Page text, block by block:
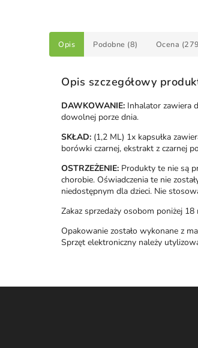
Opis Podobne (8) Ocena
Opis szczegółowy
DAWKOWANIE: Inhalator zawiera
dowolnej porze dnia.
SKŁAD: (1,2 ML) 1x kapsułka
borówki czarnej, ekstrakt z czarnej
OSTRZEŻENIE: Produkty te nie są
chorobie. Oświadczenia te nie
niedostępnym dla dzieci. Nie
Zakaz sprzedaży osobom poniżej 18
Opakowanie zostało wykonane z
Sprzęt elektroniczny należy